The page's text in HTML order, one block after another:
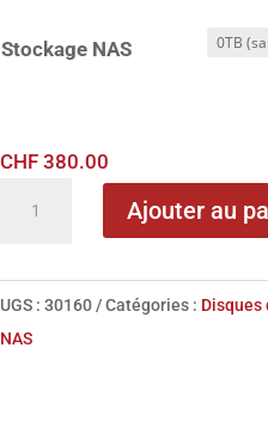
Stockage NAS
CHF 380.00
DiskStation
DS225+
Ajouter au
UGS : 30160 Catégories : Disques
NAS